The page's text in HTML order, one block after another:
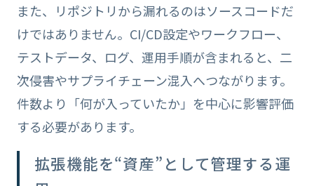
また、リポジトリから漏れるのはソースコードだ
けではありません。CI/CD設定やワークフロー、
テストデータ、ログ、運用手順が含まれると、二
次侵害やサプライチェーン混入へつながります。
件数より「何が入っていたか」を中心に影響評価
する必要があります。
拡張機能を“資産”として管理する運